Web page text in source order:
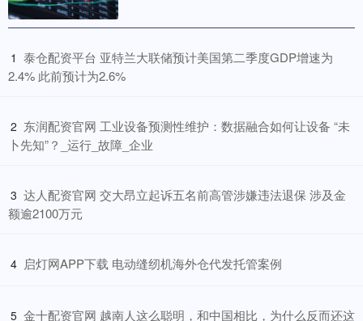
1 ​泰仓配资平台 亚特兰大联储预计美国第二季度GDP增速为
2.4% 此前预计为2.6%
2 ​东润配资官网 工业设备预测性维护：数据融合如何让设备 “未
卜先知”？_运行_故障_企业
3 ​达人配资官网 交大昂立起诉五名前高管涉嫌违法退保 涉及金
额逾2100万元
4 ​启灯网APP下载 电动缝纫机海外仓代发托管案例
5 ​金十配资官网 越南人这么聪明，和中国相比，为什么反而还这